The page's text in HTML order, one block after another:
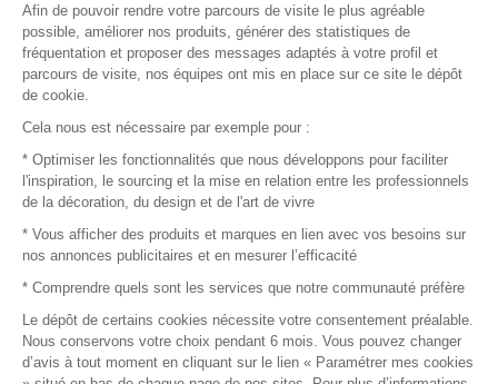
Plan du site
© 2016 –Organisation SAFI
Recrutement
Mentions légales
Conditions commerciales
Afin de pouvoir rendre votre parcours de visite le plus agréable
possible, améliorer nos produits, générer des statistiques de
fréquentation et proposer des messages adaptés à votre profil et
parcours de visite, nos équipes ont mis en place sur ce site le dépôt
de cookie.
Cela nous est nécessaire par exemple pour :
* Optimiser les fonctionnalités que nous développons pour faciliter
l'inspiration, le sourcing et la mise en relation entre les professionnels
de la décoration, du design et de l'art de vivre
* Vous afficher des produits et marques en lien avec vos besoins sur
nos annonces publicitaires et en mesurer l’efficacité
* Comprendre quels sont les services que notre communauté préfère
Le dépôt de certains cookies nécessite votre consentement préalable.
Nous conservons votre choix pendant 6 mois. Vous pouvez changer
d’avis à tout moment en cliquant sur le lien « Paramétrer mes cookies